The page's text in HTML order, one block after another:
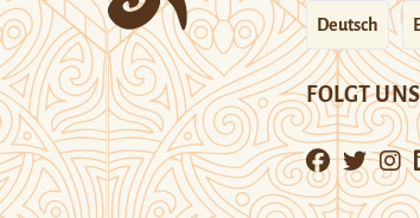
Deutsch
FOLGT UNS